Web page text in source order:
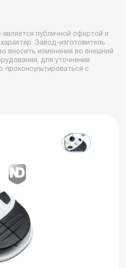
публичной офертой и
Завод-изготовитель
вносить изменения во внешний
для уточнения
с